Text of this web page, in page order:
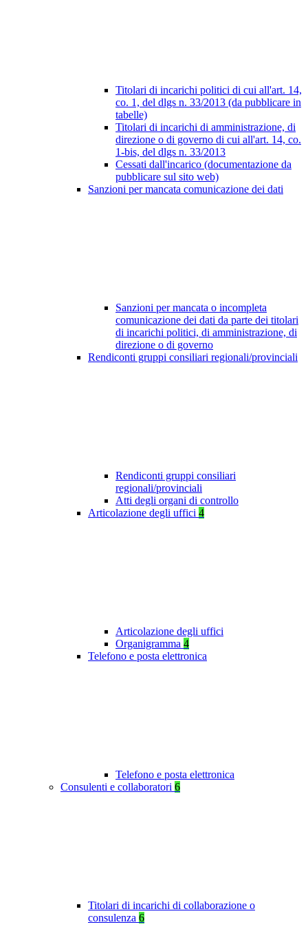
Titolari di incarichi politici di cui all'art. 14,
co. 1, del dlgs n. 33/2013 (da pubblicare in
tabelle)
Titolari di incarichi di amministrazione, di
direzione o di governo di cui all'art. 14, co.
1-bis, del dlgs n. 33/2013
Cessati dall'incarico (documentazione da
pubblicare sul sito web)
Sanzioni per mancata comunicazione dei dati
Sanzioni per mancata o incompleta
comunicazione dei dati da parte dei titolari
di incarichi politici, di amministrazione, di
direzione o di governo
Rendiconti gruppi consiliari regionali/provinciali
Rendiconti gruppi consiliari
regionali/provinciali
Atti degli organi di controllo
Articolazione degli uffici 4
Articolazione degli uffici
Organigramma 4
Telefono e posta elettronica
Telefono e posta elettronica
Consulenti e collaboratori 6
Titolari di incarichi di collaborazione o
consulenza 6